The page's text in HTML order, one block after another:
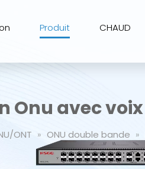
Produit CHAUD
Onu avec voix
ONT » ONU double bande »